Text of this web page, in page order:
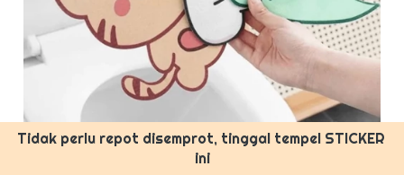
Tidak perlu repot disemprot, tinggal tempel STICKER
ini